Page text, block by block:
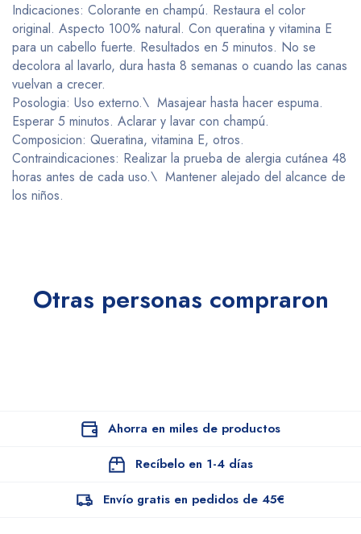
Indicaciones: Colorante en champú. Restaura el color
original. Aspecto 100% natural. Con queratina y vitamina E
para un cabello fuerte. Resultados en 5 minutos. No se
decolora al lavarlo, dura hasta 8 semanas o cuando las canas
vuelvan a crecer.
Posologia: Uso externo.\ Masajear hasta hacer espuma.
Esperar 5 minutos. Aclarar y lavar con champú.
Composicion: Queratina, vitamina E, otros.
Contraindicaciones: Realizar la prueba de alergia cutánea 48
horas antes de cada uso.\ Mantener alejado del alcance de
los niños.
Otras personas compraron
Ahorra en miles de productos
Recíbelo en 1-4 días
Envío gratis en pedidos de 45€